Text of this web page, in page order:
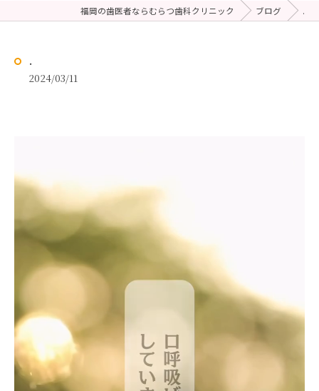
福岡の歯医者ならむらつ歯科クリニック ブログ .
.
2024/03/11